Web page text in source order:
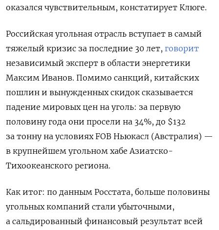
оказался чувствительным, констатирует Клюге.
Российская угольная отрасль вступает в самый
тяжелый кризис за последние 30 лет, говорит
независимый эксперт в области энергетики
Максим Иванов. Помимо санкций, китайских
пошлин и вынужденных скидок сказывается
падение мировых цен на уголь: за первую
половину года они просели на 34%, до $132
за тонну на условиях FOB Ньюкасл (Австралия) —
в крупнейшем угольном хабе Азиатско-
Тихоокеанского региона.
Как итог: по данным Росстата, больше половины
угольных компаний стали убыточными,
а сальдированный финансовый результат всей